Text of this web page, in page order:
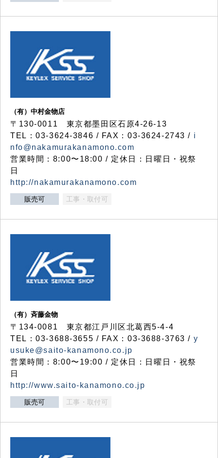
（有）中村金物店
〒130-0011 東京都墨田区石原4-26-13
TEL：03-3624-3846 / FAX：03-3624-2743 / i
nfo@nakamurakanamono.com
営業時間：8:00〜18:00 / 定休日：日曜日・祝祭
日
http://nakamurakanamono.com
販売可 工事・取付可
（有）斉藤金物
〒134-0081 東京都江戸川区北葛西5-4-4
TEL：03-3688-3655 / FAX：03-3688-3763 / y
usuke@saito-kanamono.co.jp
営業時間：8:00〜19:00 / 定休日：日曜日・祝祭
日
http://www.saito-kanamono.co.jp
販売可 工事・取付可